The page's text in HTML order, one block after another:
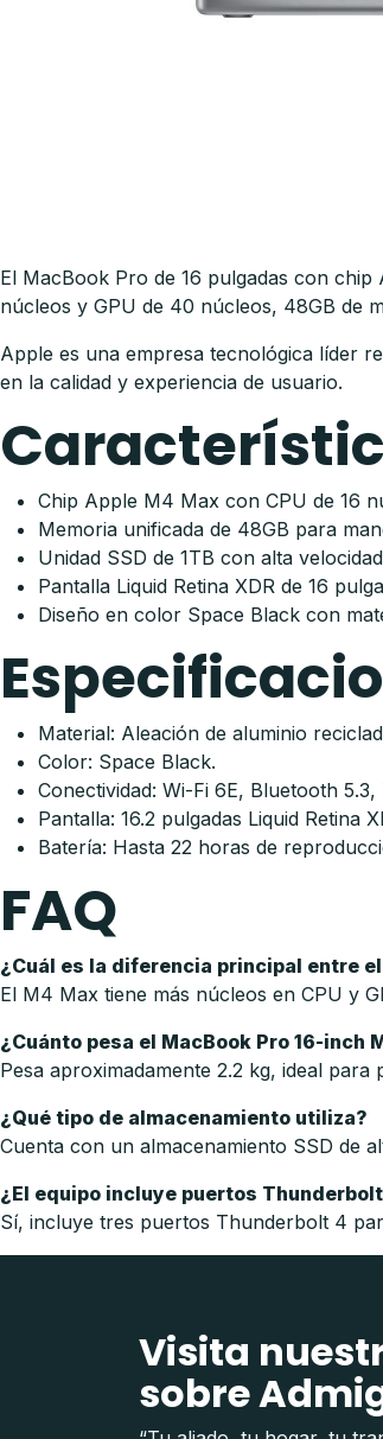
El MacBook Pro de 16 pulgadas con
núcleos y GPU de 40 núcleos, 48GB de
Apple es una empresa tecnológica líder
en la calidad y experiencia de usuario.
Chip Apple M4 Max con CPU de 16
Memoria unificada de 48GB para
Unidad SSD de 1TB con alta
Pantalla Liquid Retina XDR de 16
Diseño en color Space Black con
Material: Aleación de aluminio
Color: Space Black.
Conectividad: Wi-Fi 6E, Bluetooth
Pantalla: 16.2 pulgadas Liquid Retina
Batería: Hasta 22 horas de
FAQ
¿Cuál es la diferencia principal entre
El M4 Max tiene más núcleos en CPU y
¿Cuánto pesa el MacBook Pro 16-inch
Pesa aproximadamente 2.2 kg, ideal
¿Qué tipo de almacenamiento utiliza?
Cuenta con un almacenamiento SSD de
¿El equipo incluye puertos
Sí, incluye tres puertos Thunderbolt 4
Visita
sobre